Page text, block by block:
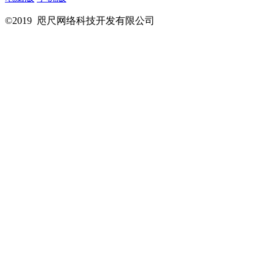
©2019 咫尺网络科技开发有限公司